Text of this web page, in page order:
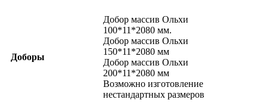
Доборы
Добор массив Ольхи
100*11*2080 мм.
Добор массив Ольхи
150*11*2080 мм
Добор массив Ольхи
200*11*2080 мм
Возможно изготовление
нестандартных размеров